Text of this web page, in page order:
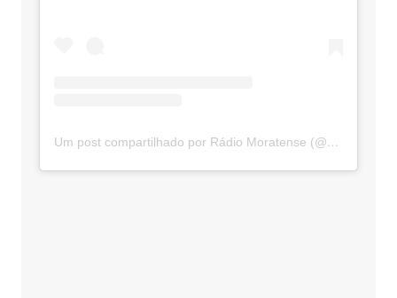
Um post compartilhado por Rádio Moratense (@radio_moratense)